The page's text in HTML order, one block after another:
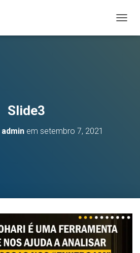
Slide3
adminem setembro 7, 2021